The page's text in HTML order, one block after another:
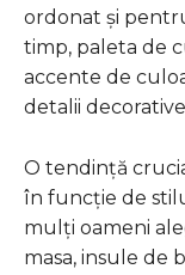
ordonat și
timp, paleta de
accente de
detalii
O tendință
în funcție de
mulți oameni
masa, insule de